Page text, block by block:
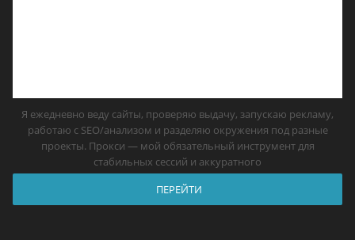
Я ежедневно веду сайты, проверяю выдачу, запускаю рекламу,
работаю с SEO/анализом и разделяю окружения под разные
проекты. Прокси — мой обязательный инструмент для
стабильных сессий и аккуратного
ПЕРЕЙТИ